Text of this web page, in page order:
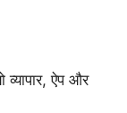
ऐप और